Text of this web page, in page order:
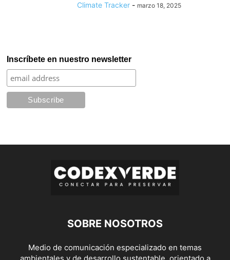
Climate Tracker - marzo 18, 2025
Inscríbete en nuestro newsletter
SOBRE NOSOTROS
Medio de comunicación especializado en temas